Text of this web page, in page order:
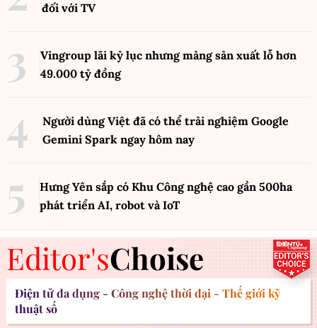
đối với TV
Vingroup lãi kỷ lục nhưng mảng sản xuất lỗ hơn
49.000 tỷ đồng
Người dùng Việt đã có thể trải nghiệm Google
Gemini Spark ngay hôm nay
Hưng Yên sắp có Khu Công nghệ cao gần 500ha
phát triển AI, robot và IoT
Editor'sChoise
Điện tử đa dụng - Công nghệ thời đại - Thế giới kỹ
thuật số